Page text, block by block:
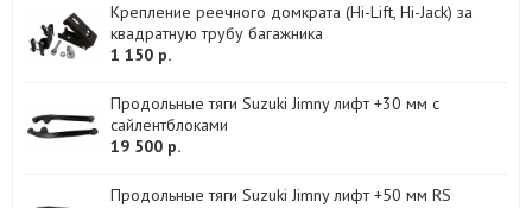
Крепление реечного домкрата (Hi-Lift, Hi-Jack) за
квадратную трубу багажника
1 150 р.
Продольные тяги Suzuki Jimny лифт +30 мм с
сайлентблоками
19 500 р.
Продольные тяги Suzuki Jimny лифт +50 мм RS